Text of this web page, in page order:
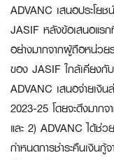
ADVANC เสนอประโย
JASIF หลังข้อเสนอแรก
อย่างมากจากผู้ถือหน่วย
ของ JASIF ใกล้เคียงกั
ADVANC เสนอจ่ายเ
2023-25 โดยจะดึงมาก
และ 2) ADVANC ได้ช่
กำหนดการชำระคืนเงิน